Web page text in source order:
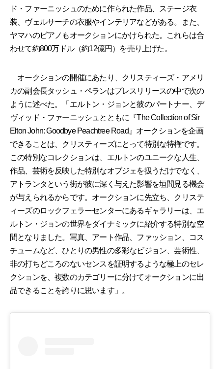
ド・ファーニッシュのために作られた作品、ステージ衣
装、ヴェルサーチの衣服やインテリアなどがある。また、
ヤマハのピアノもオークションにかけられた。これらは合
わせて約800万ドル（約12億円）を売り上げた。
オークションの開催にあたり、クリスティーズ・アメリ
カの副会長タッシュ・ペランはプレスリリースの中で次の
ように述べた。「エルトン・ジョンと彼のパートナー、デ
ヴィッド・ファーニッシュとともに『The Collection of Sir
Elton John: Goodbye Peachtree Road』オークションを企画
できることは、クリスティーズにとって特別な特権です。
この特別なコレクションは、エルトンのユニークな人生、
作品、芸術を反映した特別なオブジェを扱うだけでなく、
アトランタという街が彼に深く与えた影響を垣間見る機会
が与えられるからです。オークションに先立ち、クリステ
ィーズのロックフェラーセンターにあるギャラリーは、エ
ルトン・ジョンの世界をダイナミックに紹介する特別な空
間となりました。写真、アート作品、ファッション、コス
チュームなど、ひとりの男性の多彩なビジョン、芸術性、
非の打ちどころのないセンスを証明するような極上のセレ
クションを、複数のカテゴリーに分けてオークションに出
品できることを誇りに思います」。